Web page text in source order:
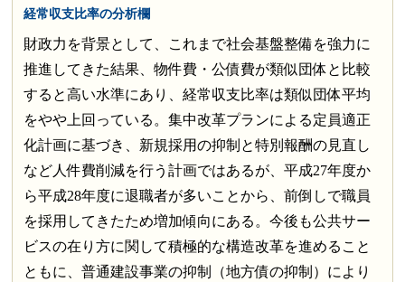
経常収支比率の分析欄
財政力を背景として、これまで社会基盤整備を強力に
推進してきた結果、物件費・公債費が類似団体と比較
すると高い水準にあり、経常収支比率は類似団体平均
をやや上回っている。集中改革プランによる定員適正
化計画に基づき、新規採用の抑制と特別報酬の見直し
など人件費削減を行う計画ではあるが、平成27年度か
ら平成28年度に退職者が多いことから、前倒しで職員
を採用してきたため増加傾向にある。今後も公共サー
ビスの在り方に関して積極的な構造改革を進めること
ともに、普通建設事業の抑制（地方債の抑制）により